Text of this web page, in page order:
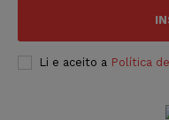
Li e aceito a Política